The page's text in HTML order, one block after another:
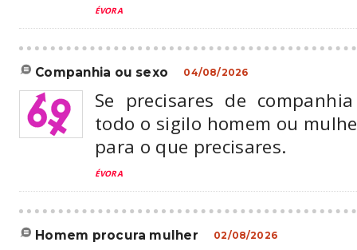
ÉVORA
companhia ou sexo 04/08/2026
Se precisares de
todo o sigilo homem ou
para o que precisares.
ÉVORA
homem procura mulher 02/08/2026